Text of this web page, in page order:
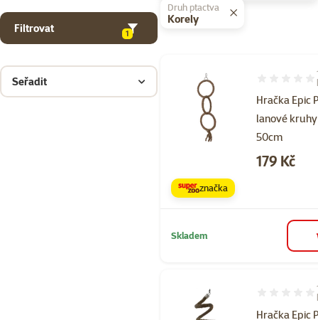
Filtrovat 1
Druh ptactva
Korely
Seřadit
Hračka Epic
lanové
50cm
Hodnocení
Cena
179 Kč
značka
Skladem
Hračka Epic
Hodnocení